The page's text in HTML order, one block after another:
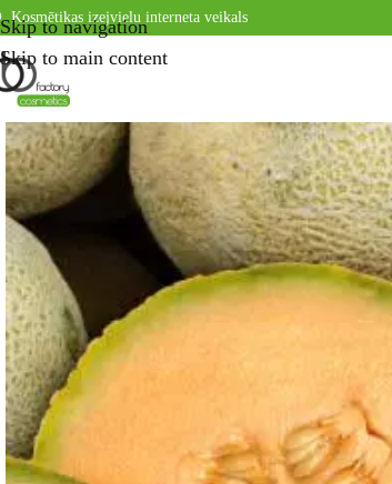
Skip to navigation
Skip to main content
Kosmētikas izejvielu interneta veikals